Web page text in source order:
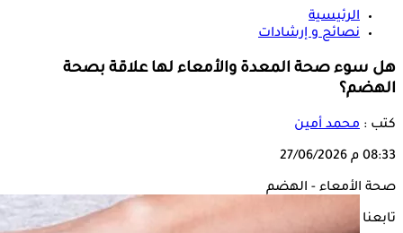
الرئيسية
نصائح و إرشادات
هل سوء صحة المعدة والأمعاء لها علاقة بصحة
الهضم؟
كتب : محمد أمين
08:33 م 27/06/2026
صحة الأمعاء - الهضم
تابعنا على